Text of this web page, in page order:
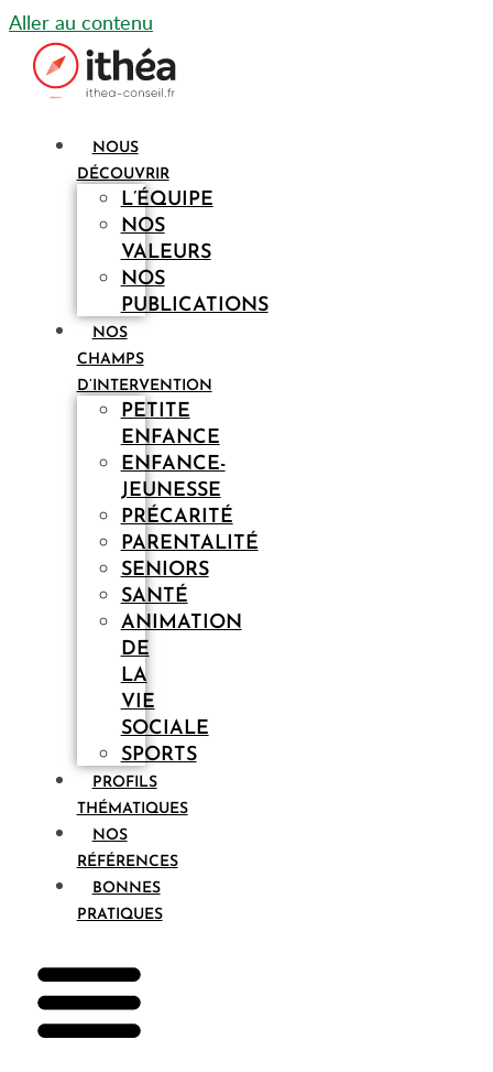
Aller au contenu
NOUS
DÉCOUVRIR
L’ÉQUIPE
NOS
VALEURS
NOS
PUBLICATIONS
NOS
CHAMPS
D’INTERVENTION
PETITE
ENFANCE
ENFANCE-
JEUNESSE
PRÉCARITÉ
PARENTALITÉ
SENIORS
SANTÉ
ANIMATION
DE
LA
VIE
SOCIALE
SPORTS
PROFILS
THÉMATIQUES
NOS
RÉFÉRENCES
BONNES
PRATIQUES